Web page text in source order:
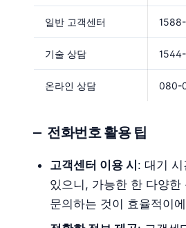
일반 고객센터
기술 상담
온라인 상담 080-
전화번호 활용 팁
고객센터 이용 시 : 대기
있으니, 가능한 한 다양한
문의하는 것이 효율적이